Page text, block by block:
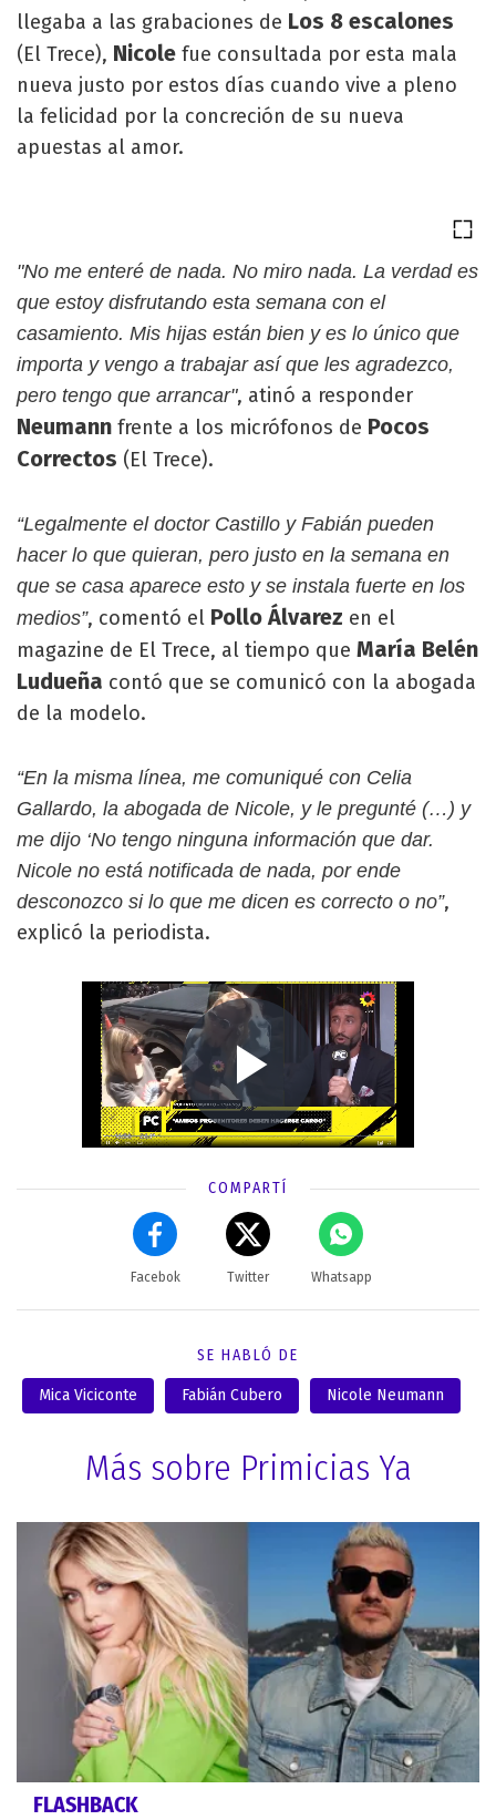
llegaba a las grabaciones de Los 8 escalones
(El Trece), Nicole fue consultada por esta mala
nueva justo por estos días cuando vive a pleno
la felicidad por la concreción de su nueva
apuestas al amor.
"No me enteré de nada. No miro nada. La verdad es
que estoy disfrutando esta semana con el
casamiento. Mis hijas están bien y es lo único que
importa y vengo a trabajar así que les agradezco,
pero tengo que arrancar", atinó a responder
Neumann frente a los micrófonos de Pocos
Correctos (El Trece).
“Legalmente el doctor Castillo y Fabián pueden
hacer lo que quieran, pero justo en la semana en
que se casa aparece esto y se instala fuerte en los
medios”, comentó el Pollo Álvarez en el
magazine de El Trece, al tiempo que María Belén
Ludueña contó que se comunicó con la abogada
de la modelo.
“En la misma línea, me comuniqué con Celia
Gallardo, la abogada de Nicole, y le pregunté (…) y
me dijo ‘No tengo ninguna información que dar.
Nicole no está notificada de nada, por ende
desconozco si lo que me dicen es correcto o no”,
explicó la periodista.
COMPARTÍ
Facebok Twitter Whatsapp
SE HABLÓ DE
Mica Viciconte Fabián Cubero Nicole Neumann
Más sobre Primicias Ya
FLASHBACK